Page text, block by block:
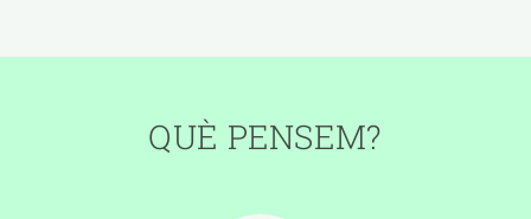
QUÈ PENSEM?